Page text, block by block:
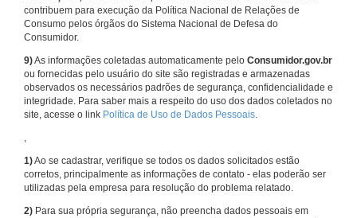
contribuem para execução da Política Nacional de Relações de
Consumo pelos órgãos do Sistema Nacional de Defesa do
Consumidor.
9)As informações coletadas automaticamente pelo Consumidor.gov.br
ou fornecidas pelo usuário do site são registradas e armazenadas
observados os necessários padrões de segurança, confidencialidade e
integridade. Para saber mais a respeito do uso dos dados coletados no
site, acesse o link Política de Uso de Dados Pessoais.
,
1)Ao se cadastrar, verifique se todos os dados solicitados estão
corretos, principalmente as informações de contato - elas poderão ser
utilizadas pela empresa para resolução do problema relatado.
2) Para sua própria segurança, não preencha dados pessoais em